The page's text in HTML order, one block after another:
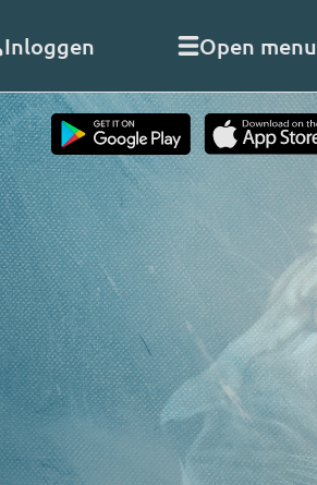
Inloggen Open menu
Wordabonneeof
doneer
Als abonnee geniet u onbeperkt van
alle uitzendingen en video’s van de
RO. En met uw hulp kunnen wij
doorgaan!
Bekijk de voordelen